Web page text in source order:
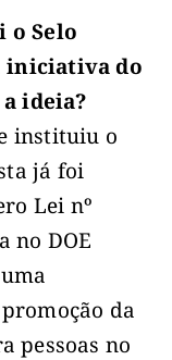
o Selo
iniciativa do
ideia?
instituiu o
já foi
Lei nº
no DOE
da
pessoas no